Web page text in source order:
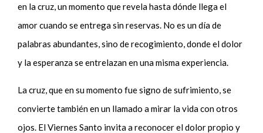
en la cruz, un momento que revela hasta dónde llega el
amor cuando se entrega sin reservas. No es un día de
palabras abundantes, sino de recogimiento, donde el dolor
y la esperanza se entrelazan en una misma experiencia.
La cruz, que en su momento fue signo de sufrimiento, se
convierte también en un llamado a mirar la vida con otros
ojos. El Viernes Santo invita a reconocer el dolor propio y